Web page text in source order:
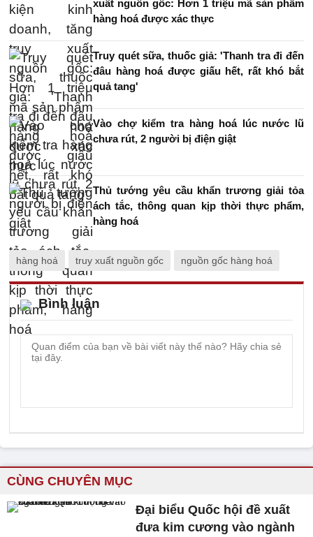
xuất nguồn gốc: Hơn 1 triệu mã sản phẩm
hàng hoá được xác thực
Truy quét sữa, thuốc giả: 'Thanh tra đi đến
đâu hàng hoá được giấu hết, rất khó bắt
quả tang'
Vào chợ kiểm tra hàng hoá lúc nước lũ
chưa rút, 2 người bị điện giật
Thủ tướng yêu cầu khẩn trương giải tỏa
ách tắc, thông quan kịp thời thực phẩm,
hàng hoá
hàng hoá truy xuất nguồn gốc nguồn gốc hàng hoá
Bình luận
CÙNG CHUYÊN MỤC
Đại biểu Quốc hội đề xuất
đưa kim cương vào ngành